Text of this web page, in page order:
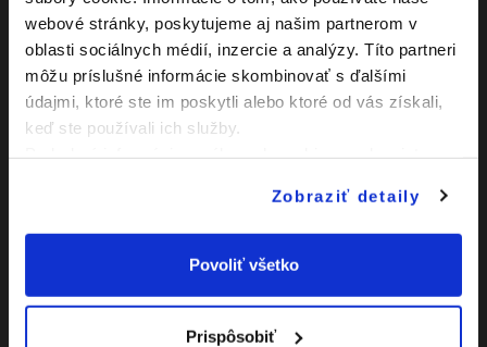
webové stránky, poskytujeme aj našim partnerom v
oblasti sociálnych médií, inzercie a analýzy. Títo partneri
môžu príslušné informácie skombinovať s ďalšími
údajmi, ktoré ste im poskytli alebo ktoré od vás získali,
keď ste používali ich služby.
Zobraziť detaily
Povoliť všetko
Prispôsobiť
1. polčas 18:46 - 19:01
Daniel Sagan
Bukovec
Tamajka